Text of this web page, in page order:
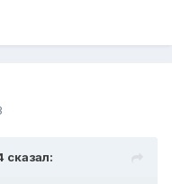
сказал: